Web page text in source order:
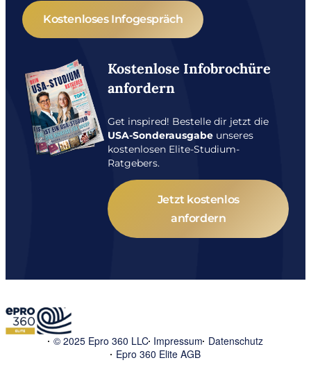
Kostenloses Infogespräch
Kostenlose Infobrochüre
anfordern
Get inspired! Bestelle dir jetzt die
USA-Sonderausgabe unseres
kostenlosen Elite-Studium-
Ratgebers.
Jetzt kostenlos
anfordern
© 2025 Epro 360 LLC Impressum Datenschutz
Epro 360 Elite AGB